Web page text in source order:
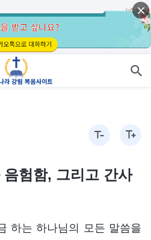
험함, 그리고 간사
하는 하나님의 모든 말씀을